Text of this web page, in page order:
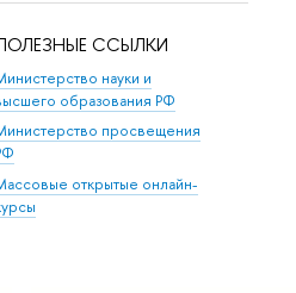
ССЫЛКИ
науки и
образования РФ
просвещения
открытые онлайн-